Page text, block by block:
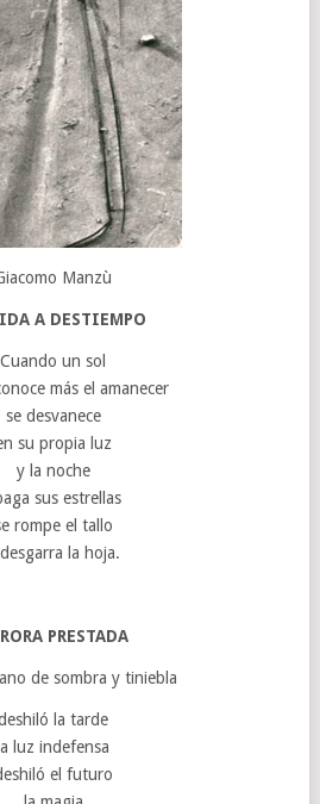
Manzù
A DESTIEMPO
Cuando un sol
más el amanecer
se desvanece
su propia luz
y la noche
sus estrellas
rompe el tallo
la hoja.
PRESTADA
de sombra y tiniebla
la tarde
la luz indefensa
el futuro